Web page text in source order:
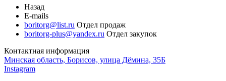
Назад
E-mails
boritorg@list.ru Отдел продаж
boritorg-plus@yandex.ru Отдел закупок
Контактная информация
Минская область, Борисов, улица Дёмина, 35Б
Instagram